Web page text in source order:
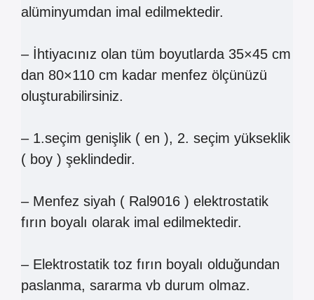
alüminyumdan imal edilmektedir.
– İhtiyacınız olan tüm boyutlarda 35×45 cm
dan 80×110 cm kadar menfez ölçünüzü
oluşturabilirsiniz.
– 1.seçim genişlik ( en ), 2. seçim yükseklik
( boy ) şeklindedir.
– Menfez siyah ( Ral9016 ) elektrostatik
fırın boyalı olarak imal edilmektedir.
– Elektrostatik toz fırın boyalı olduğundan
paslanma, sararma vb durum olmaz.